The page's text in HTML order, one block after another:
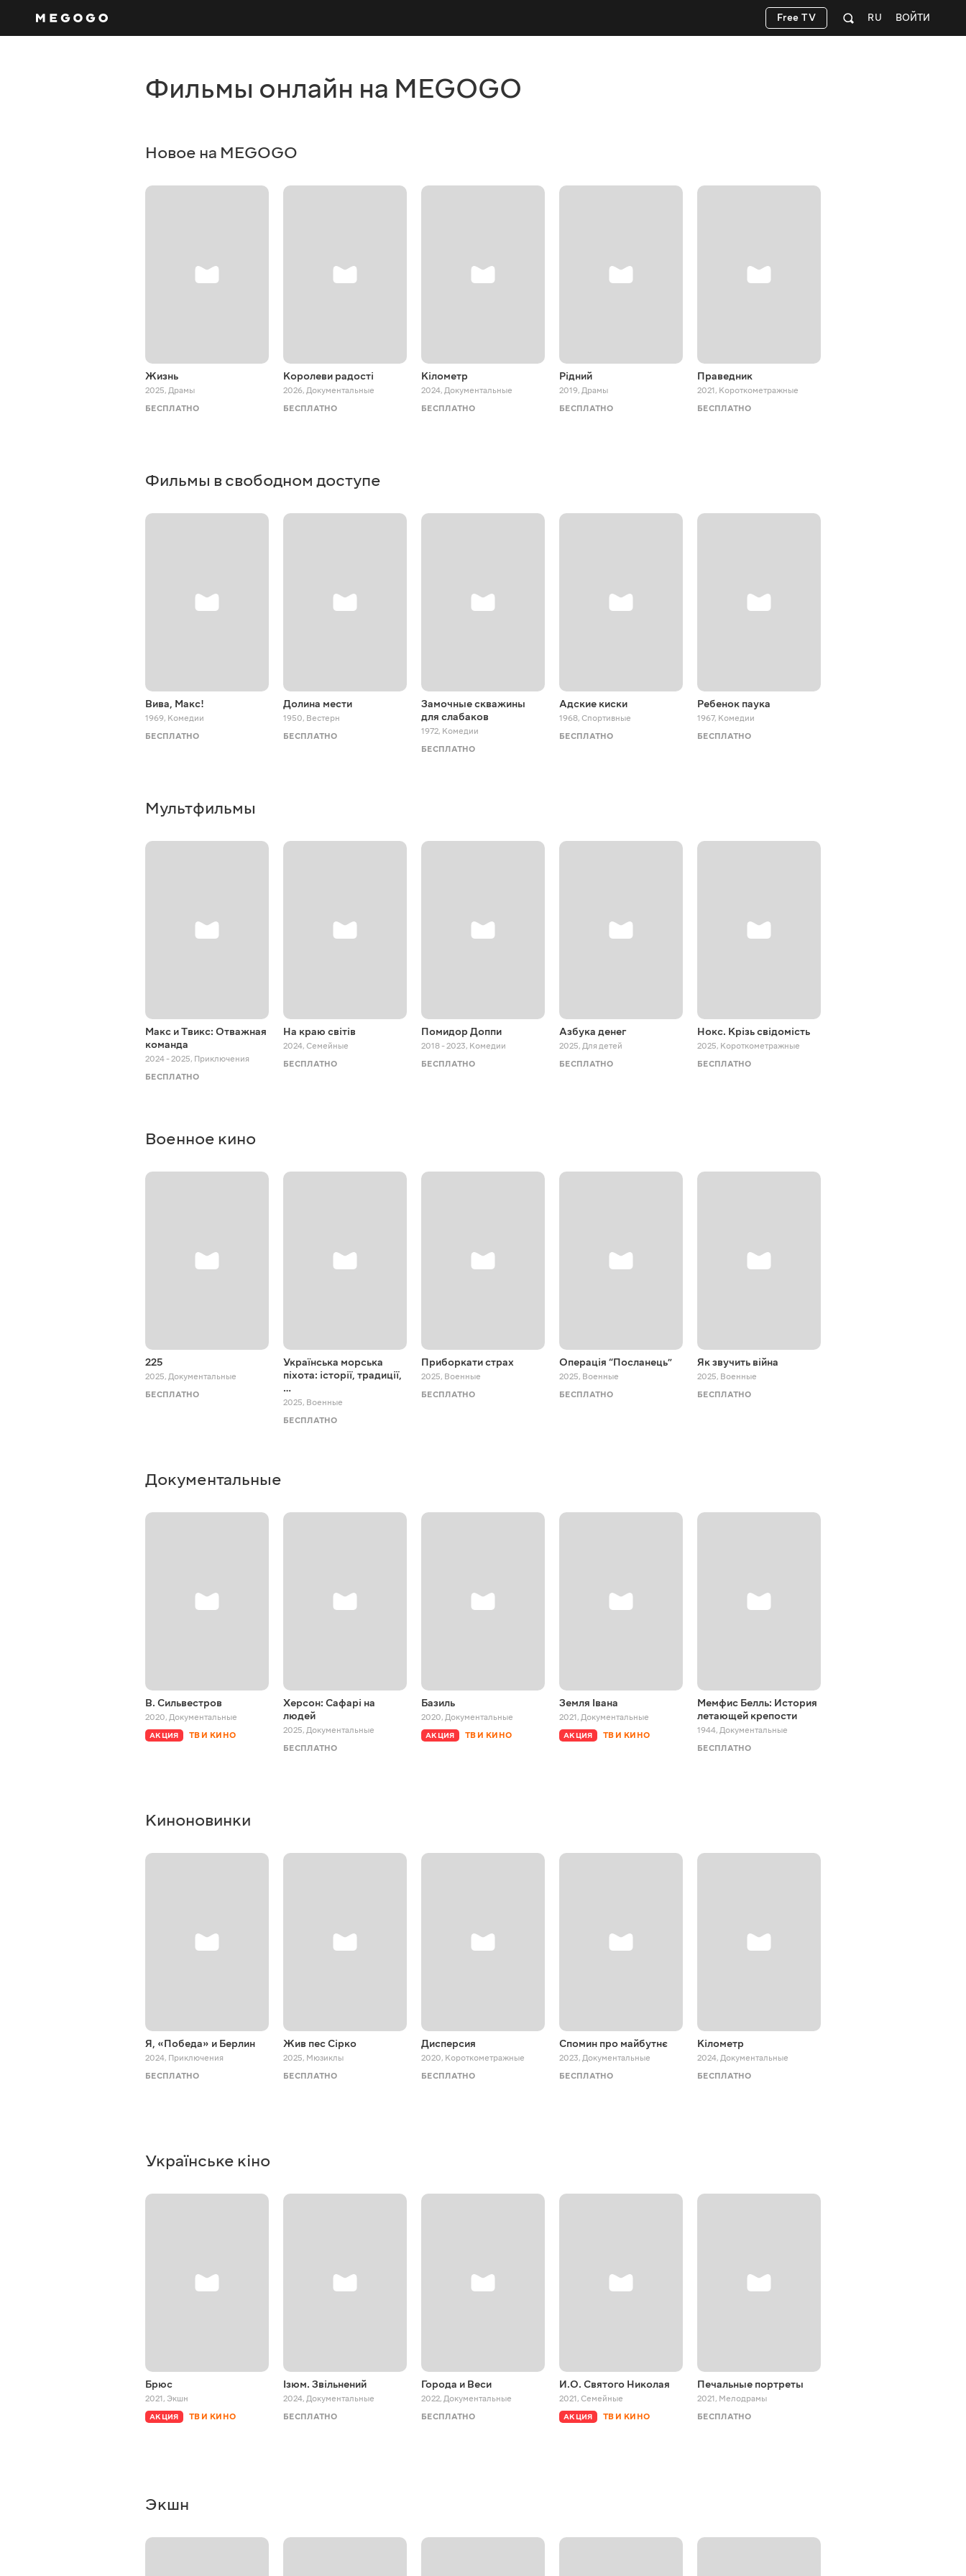
ВОЙТИ
RU
Free TV
Фильмы онлайн на MEGOGO
Новое на MEGOGO
Жизнь
2025, Драмы
БЕСПЛАТНО
Королеви радості
2026, Документальные
БЕСПЛАТНО
Кілометр
2024, Документальные
БЕСПЛАТНО
Рідний
2019, Драмы
БЕСПЛАТНО
Праведник
2021, Короткометражные
БЕСПЛАТНО
Фильмы в свободном доступе
Вива, Макс!
1969, Комедии
БЕСПЛАТНО
Долина мести
1950, Вестерн
БЕСПЛАТНО
Замочные скважины
для слабаков
1972, Комедии
БЕСПЛАТНО
Адские киски
1968, Спортивные
БЕСПЛАТНО
Ребенок паука
1967, Комедии
БЕСПЛАТНО
Мультфильмы
Макс и Твикс: Отважная
команда
2024 - 2025, Приключения
БЕСПЛАТНО
На краю світів
2024, Семейные
БЕСПЛАТНО
Помидор Доппи
2018 - 2023, Комедии
БЕСПЛАТНО
Азбука денег
2025, Для детей
БЕСПЛАТНО
Нокс. Крізь свідомість
2025, Короткометражные
БЕСПЛАТНО
Военное кино
225
2025, Документальные
БЕСПЛАТНО
Українська морська
піхота: історії, традиції,
…
2025, Военные
БЕСПЛАТНО
Приборкати страх
2025, Военные
БЕСПЛАТНО
Операція “Посланець”
2025, Военные
БЕСПЛАТНО
Як звучить війна
2025, Военные
БЕСПЛАТНО
Документальные
В. Сильвестров
2020, Документальные
АКЦИЯ ТВ И КИНО
Херсон: Сафарі на
людей
2025, Документальные
БЕСПЛАТНО
Базиль
2020, Документальные
АКЦИЯ ТВ И КИНО
Земля Івана
2021, Документальные
АКЦИЯ ТВ И КИНО
Мемфис Белль: История
летающей крепости
1944, Документальные
БЕСПЛАТНО
Киноновинки
Я, «Победа» и Берлин
2024, Приключения
БЕСПЛАТНО
Жив пес Сірко
2025, Мюзиклы
БЕСПЛАТНО
Дисперсия
2020, Короткометражные
БЕСПЛАТНО
Спомин про майбутнє
2023, Документальные
БЕСПЛАТНО
Кілометр
2024, Документальные
БЕСПЛАТНО
Українське кіно
Брюс
2021, Экшн
АКЦИЯ ТВ И КИНО
Ізюм. Звільнений
2024, Документальные
БЕСПЛАТНО
Города и Веси
2022, Документальные
БЕСПЛАТНО
И.О. Святого Николая
2021, Семейные
АКЦИЯ ТВ И КИНО
Печальные портреты
2021, Мелодрамы
БЕСПЛАТНО
Экшн